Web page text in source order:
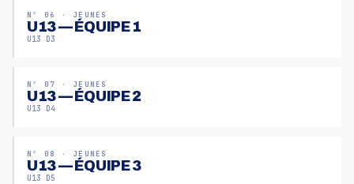
Nº 06 · JEUNES
U13 — ÉQUIPE 1
U13 D3
Nº 07 · JEUNES
U13 — ÉQUIPE 2
U13 D4
Nº 08 · JEUNES
U13 — ÉQUIPE 3
U13 D5